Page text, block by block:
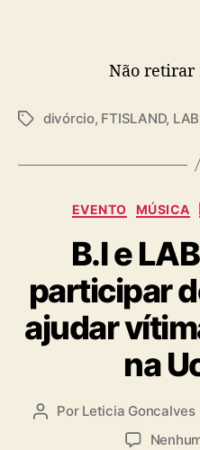
Não retirar
T
divórcio, FTISLAND,
EVENTO MÚSICA
B.I e
participar
ajudar
na
A Por Leticia Goncalves